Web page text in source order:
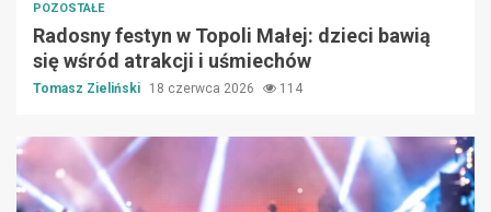
POZOSTAŁE
Radosny festyn w Topoli Małej: dzieci bawią
się wśród atrakcji i uśmiechów
Tomasz Zieliński 18 czerwca 2026 114